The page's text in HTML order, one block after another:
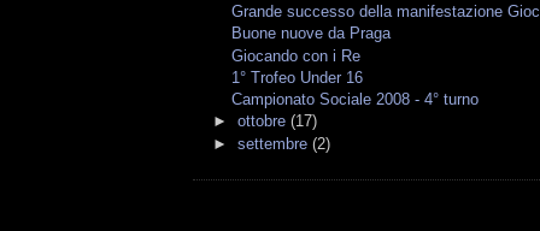
Grande successo della manifestazione
Buone nuove da Praga
Giocando con i Re
1° Trofeo Under 16
Campionato Sociale 2008 - 4° turno
► ottobre (17)
► settembre (2)